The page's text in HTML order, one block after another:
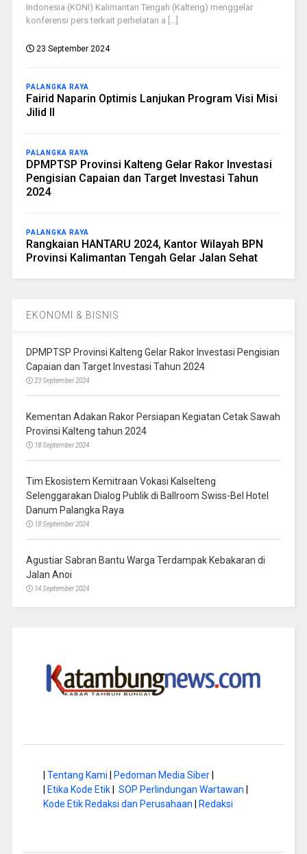
Indonesia (KONI) Kalimantan Tengah (Kalteng) menggelar
konferensi pers terkait perhelatan a [...]
23 September 2024
PALANGKA RAYA
Fairid Naparin Optimis Lanjukan Program Visi Misi
Jilid II
PALANGKA RAYA
DPMPTSP Provinsi Kalteng Gelar Rakor Investasi
Pengisian Capaian dan Target Investasi Tahun
2024
PALANGKA RAYA
Rangkaian HANTARU 2024, Kantor Wilayah BPN
Provinsi Kalimantan Tengah Gelar Jalan Sehat
EKONOMI & BISNIS
DPMPTSP Provinsi Kalteng Gelar Rakor Investasi Pengisian
Capaian dan Target Investasi Tahun 2024
23 September 2024
Kementan Adakan Rakor Persiapan Kegiatan Cetak Sawah
Provinsi Kalteng tahun 2024
18 September 2024
Tim Ekosistem Kemitraan Vokasi Kalselteng
Selenggarakan Dialog Publik di Ballroom Swiss-Bel Hotel
Danum Palangka Raya
18 September 2024
Agustiar Sabran Bantu Warga Terdampak Kebakaran di
Jalan Anoi
14 September 2024
Tentang Kami Pedoman Media Siber|
Etika Kode Etik| SOP Perlindungan Wartawan
Kode Etik Redaksi dan Perusahaan
Redaksi